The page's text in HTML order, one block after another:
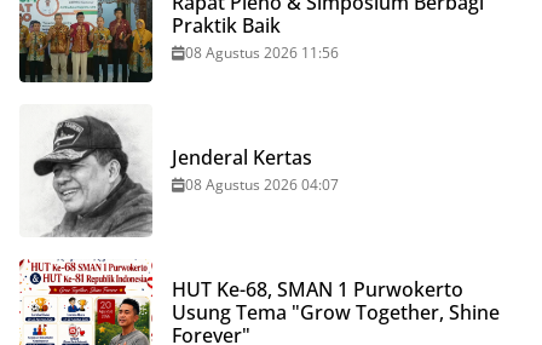
Praktik Baik
08 Agustus 2026 11:56
Jenderal Kertas
08 Agustus 2026 04:07
HUT Ke-68, SMAN 1 Purwokerto
Usung Tema "Grow Together, Shine
Forever"